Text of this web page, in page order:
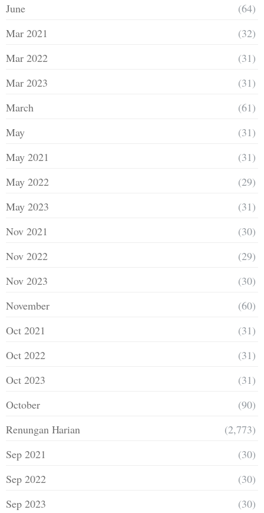
June
(64)
Mar 2021
(32)
Mar 2022
(31)
Mar 2023
(31)
March
(61)
May
(31)
May 2021
(31)
May 2022
(29)
May 2023
(31)
Nov 2021
(30)
Nov 2022
(29)
Nov 2023
(30)
November
(60)
Oct 2021
(31)
Oct 2022
(31)
Oct 2023
(31)
October
(90)
Renungan Harian
(2,773)
Sep 2021
(30)
Sep 2022
(30)
Sep 2023
(30)